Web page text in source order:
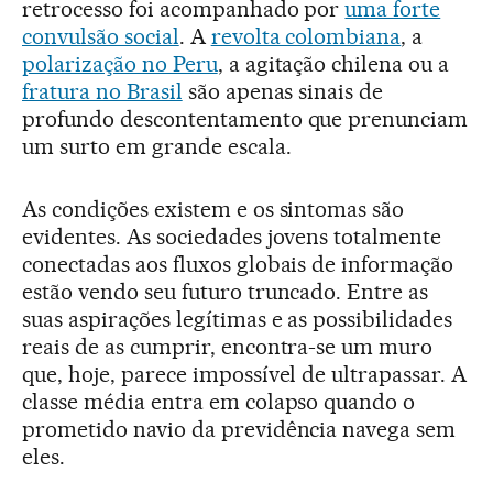
retrocesso foi acompanhado poruma forte
convulsão social. A revolta colombiana, a
polarização no Peru, a agitação chilena ou a
fratura no Brasil são apenas sinais de
profundo descontentamento que prenunciam
um surto em grande escala.
As condições existem e os sintomas são
evidentes. As sociedades jovens totalmente
conectadas aos fluxos globais de informação
estão vendo seu futuro truncado. Entre as
suas aspirações legítimas e as possibilidades
reais de as cumprir, encontra-se um muro
que, hoje, parece impossível de ultrapassar. A
classe média entra em colapso quando o
prometido navio da previdência navega sem
eles.